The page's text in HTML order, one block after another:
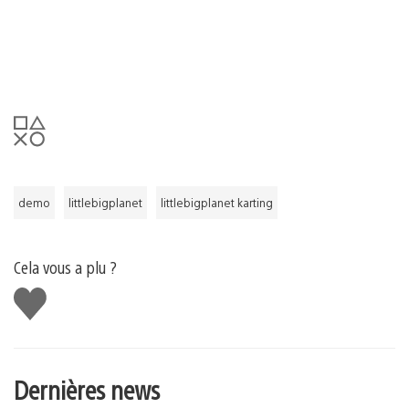
demo littlebigplanet littlebigplanet karting
Cela vous a plu ?
J'aime
Dernières news